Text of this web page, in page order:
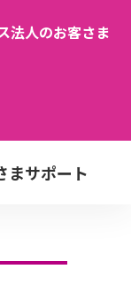
法人のお客さま
まサポート